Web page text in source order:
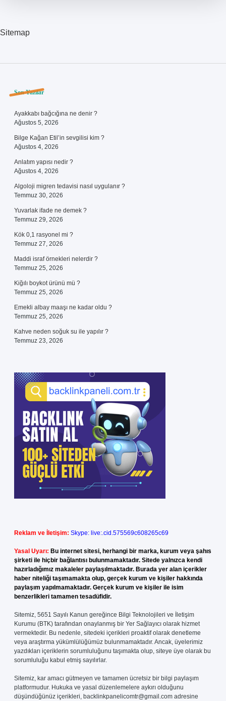
Sitemap
Sidebar
Son Yazılar
Ayakkabı bağcığına ne denir ?
Ağustos 5, 2026
Bilge Kağan Etil’in sevgilisi kim ?
Ağustos 4, 2026
Anlatım yapısı nedir ?
Ağustos 4, 2026
Algoloji migren tedavisi nasıl uygulanır ?
Temmuz 30, 2026
Yuvarlak ifade ne demek ?
Temmuz 29, 2026
Kök 0,1 rasyonel mi ?
Temmuz 27, 2026
Maddi israf örnekleri nelerdir ?
Temmuz 25, 2026
Kiğılı boykot ürünü mü ?
Temmuz 25, 2026
Emekli albay maaşı ne kadar oldu ?
Temmuz 25, 2026
Kahve neden soğuk su ile yapılır ?
Temmuz 23, 2026
Reklam ve İletişim: Skype: live:.cid.575569c608265c69
Yasal Uyarı: Bu internet sitesi, herhangi bir marka, kurum veya şahıs
şirketi ile hiçbir bağlantısı bulunmamaktadır. Sitede yalnızca kendi
hazırladığımız makaleler paylaşılmaktadır. Burada yer alan içerikler
haber niteliği taşımamakta olup, gerçek kurum ve kişiler hakkında
paylaşım yapılmamaktadır. Gerçek kurum ve kişiler ile isim
benzerlikleri tamamen tesadüfidir.
Sitemiz, 5651 Sayılı Kanun gereğince Bilgi Teknolojileri ve İletişim
Kurumu (BTK) tarafından onaylanmış bir Yer Sağlayıcı olarak hizmet
vermektedir. Bu nedenle, sitedeki içerikleri proaktif olarak denetleme
veya araştırma yükümlülüğümüz bulunmamaktadır. Ancak, üyelerimiz
yazdıkları içeriklerin sorumluluğunu taşımakta olup, siteye üye olarak bu
sorumluluğu kabul etmiş sayılırlar.
Sitemiz, kar amacı gütmeyen ve tamamen ücretsiz bir bilgi paylaşım
platformudur. Hukuka ve yasal düzenlemelere aykırı olduğunu
düşündüğünüz içerikleri, backlinkpanelicomtr@gmail.com adresine